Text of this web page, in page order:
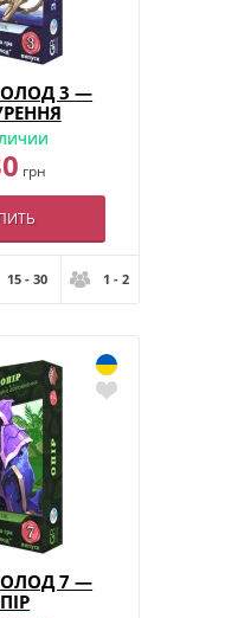
3 —
грн
15 - 30 1 - 2
7 —